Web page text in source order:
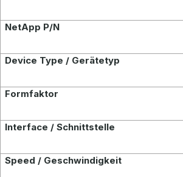
NetApp P/N
Device Type / Gerätetyp
Formfaktor
Interface / Schnittstelle
Speed / Geschwindigkeit